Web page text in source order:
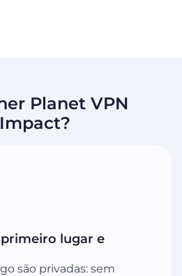
Planet VPN
lugar e
são privadas: sem